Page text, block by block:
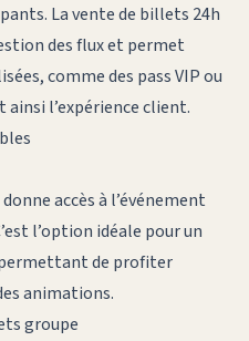
La vente de billets 24h
des flux et permet
comme des pass VIP ou
l’expérience client.
accès à l’événement
l’option idéale pour un
de profiter
animations.
groupe